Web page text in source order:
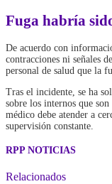
Fuga habría
De acuerdo con
contracciones ni señales
personal de salud que la
Tras el incidente, se ha
sobre los internos que
médico debe atender a
supervisión constante.
RPP NOTICIAS
Relacionados